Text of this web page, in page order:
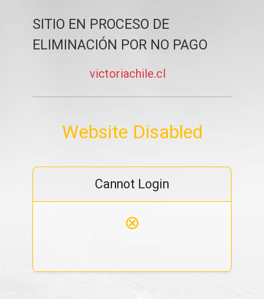
SITIO EN PROCESO DE
ELIMINACIÓN POR NO PAGO
victoriachile.cl
Website Disabled
Cannot Login
⊗